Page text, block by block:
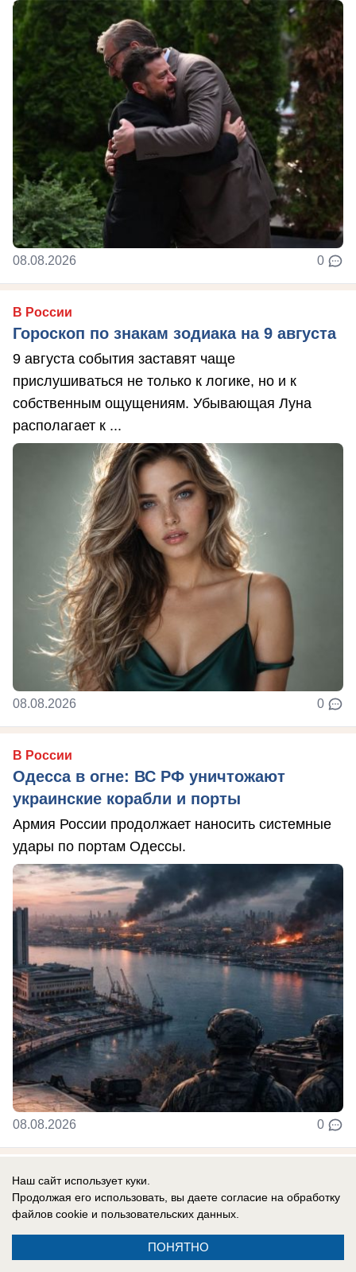
08.08.2026 0
В России
Гороскоп по знакам зодиака на 9 августа
9 августа события заставят чаще
прислушиваться не только к логике, но и к
собственным ощущениям. Убывающая Луна
располагает к ...
08.08.2026 0
В России
Одесса в огне: ВС РФ уничтожают
украинские корабли и порты
Армия России продолжает наносить системные
удары по портам Одессы.
08.08.2026 0
Новости СМИ2
Наш сайт использует куки.
Продолжая его использовать, вы даете согласие на обработку
файлов cookie и пользовательских данных.
ПОНЯТНО